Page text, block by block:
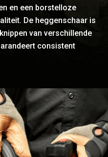
en een borstelloze
De heggenschaar is
van verschillende
consistent